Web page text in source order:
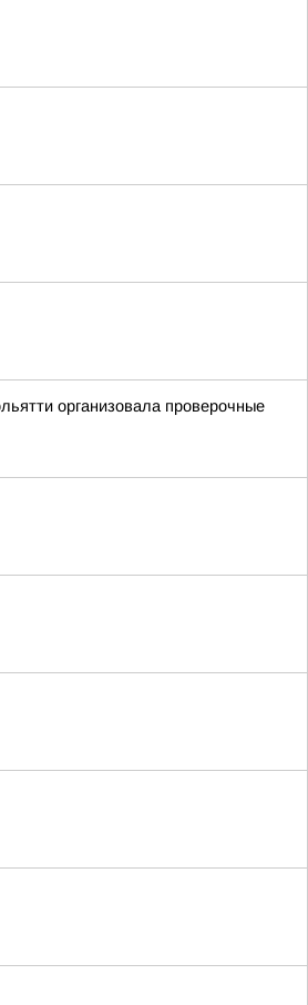
организовала проверочные